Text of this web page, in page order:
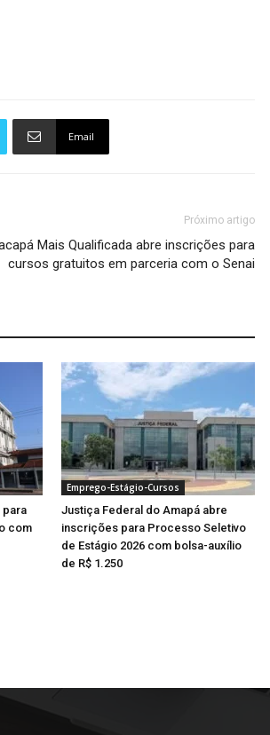
Email
Próximo artigo
Mais Qualificada abre inscrições para
cursos gratuitos em parceria com o Senai
para
com
Emprego-Estágio-Cursos
Justiça Federal do Amapá abre
inscrições para Processo Seletivo
de Estágio 2026 com bolsa-auxílio
de R$ 1.250